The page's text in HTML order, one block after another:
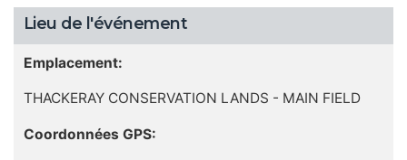
Lieu de l'événement
Emplacement:
THACKERAY CONSERVATION LANDS - MAIN FIELD
Coordonnées GPS: